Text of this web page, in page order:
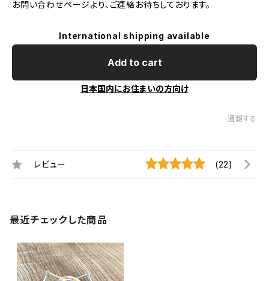
お問い合わせページより、ご連絡お待ちしております。
International shipping available
Add to cart
日本国内にお住まいの方向け
通報する
レビュー (22)
最近チェックした商品